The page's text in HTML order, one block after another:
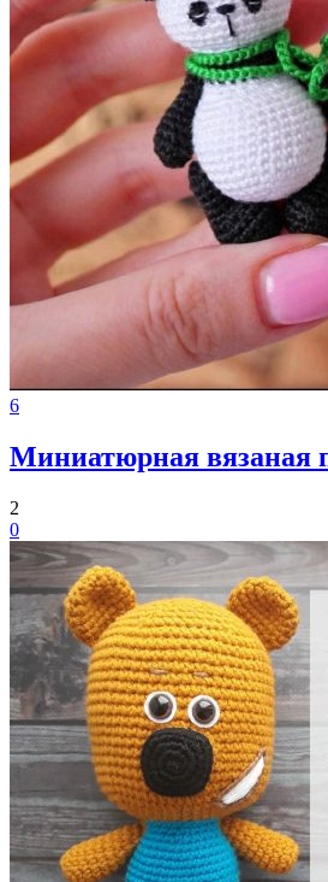
6
Миниатюрная вязаная
2
0